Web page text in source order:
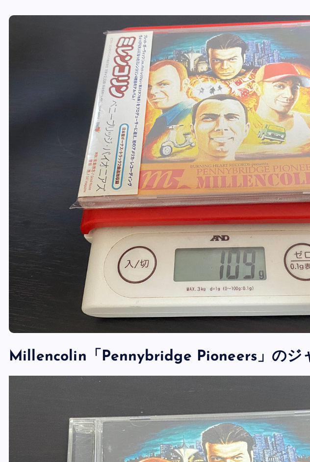
Millencolin「Pennybridge Pioneers」のジ
全曲
ー